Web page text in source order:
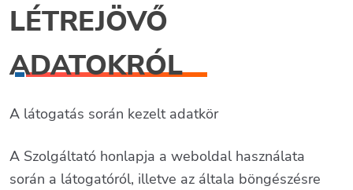
LÉTREJÖVŐ
ADATOKRÓL
A látogatás során kezelt adatkör
A Szolgáltató honlapja a weboldal használata
során a látogatóról, illetve az általa böngészésre